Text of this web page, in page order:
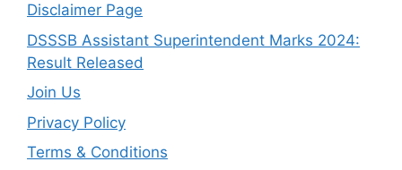
Disclaimer Page
DSSSB Assistant Superintendent Marks 2024:
Result Released
Join Us
Privacy Policy
Terms & Conditions